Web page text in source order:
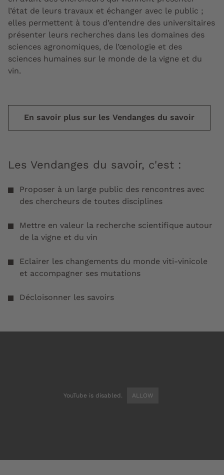
l’état de leurs travaux et échanger avec le public ;
elles permettent à tous d’entendre des universitaires
présenter leurs recherches dans les domaines des
sciences agronomiques, de l’œnologie et des
sciences humaines sur le monde de la vigne et du
vin.
En savoir plus sur les Vendanges du savoir
Les Vendanges du savoir, c'est :
Proposer à un large public des rencontres avec
des chercheurs de toutes disciplines
Mettre en valeur la recherche scientifique autour
de la vigne et du vin
Eclairer les changements du monde viti-vinicole
et accompagner ses mutations
Décloisonner les savoirs
YouTube is disabled. ALLOW